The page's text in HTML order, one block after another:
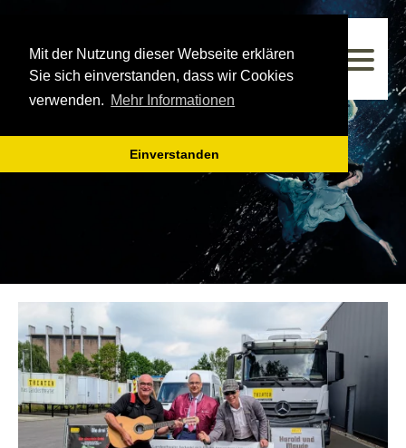
Mit der Nutzung dieser Webseite erklären
Sie sich einverstanden, dass wir Cookies
verwenden. Mehr Informationen
Einverstanden
Westfälisches Landestheater
Spielzeit 2025/2026